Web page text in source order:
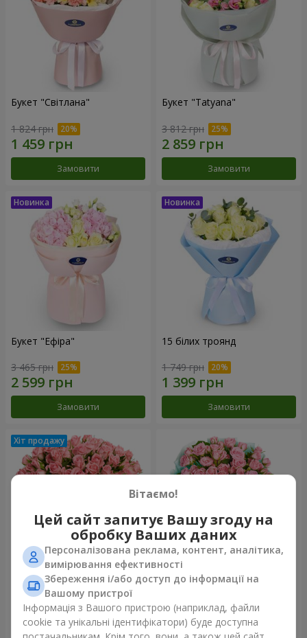
Букет "Світлана"
1 824 грн
Замовити
Букет "Tatyana"
3 812 грн
Замовити
Букет "Ефіра"
3 465 грн
Замовити
15 білих троянд
1 749 грн
Замовити
Квіти в коробці "Рожевий
оазис"
2 749 грн
Композиція "Балада про
маму"
2 124 грн
Вітаємо!
Цей сайт запитує Вашу згоду на
обробку Ваших даних
Персоналізована реклама, контент, аналітика,
вимірювання ефективності
Збереження і/або доступ до інформації на
Вашому пристрої
Інформація з Вашого пристрою (наприклад, файли
cookie та унікальні ідентифікатори) буде доступна